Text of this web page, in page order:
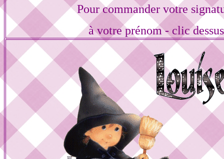
Pour commander votre
à votre prénom - clic dessus